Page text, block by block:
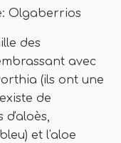
Olgaberrios
des
avec
(ils ont une
de
d'aloès,
et l'aloe